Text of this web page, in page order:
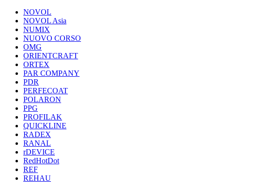
NOVOL
NOVOL Asia
NUMIX
NUOVO CORSO
OMG
ORIENTCRAFT
ORTEX
PAR COMPANY
PDR
PERFECOAT
POLARON
PPG
PROFILAK
QUICKLINE
RADEX
RANAL
rDEVICE
RedHotDot
REF
REHAU